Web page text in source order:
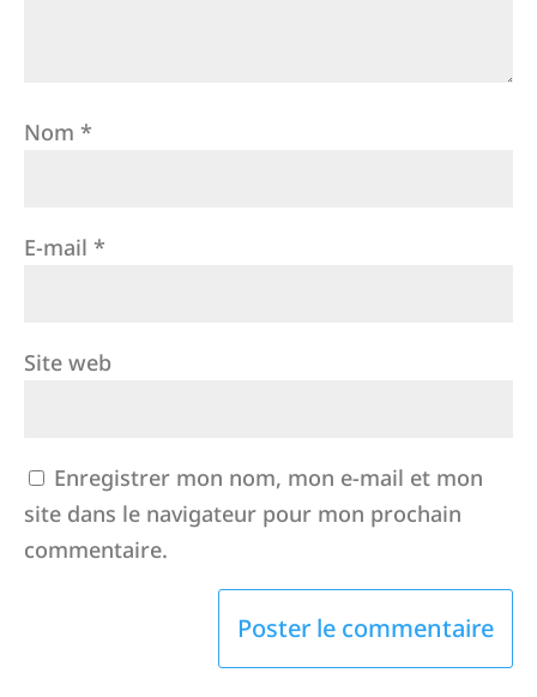
Nom *
E-mail *
Site web
Enregistrer mon nom, mon e-mail et mon
site dans le navigateur pour mon prochain
commentaire.